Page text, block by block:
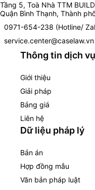
Tầng 5, Toà Nhà TTM
Quận Bình Thạnh, Thành
0971-654-238 (Hotline/
service.center@caselaw.vn
Thông tin dịch vụ
Giới thiệu
Giải pháp
Bảng giá
Liên hệ
Dữ liệu pháp lý
Bản án
Hợp đồng mẫu
Văn bản pháp luật